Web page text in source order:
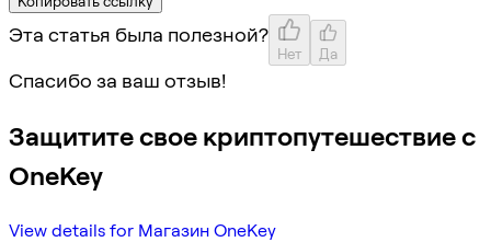
Эта статья была полезной?
Нет Да
Спасибо за ваш отзыв!
Защитите свое криптопутешествие с
OneKey
View details for Магазин OneKey